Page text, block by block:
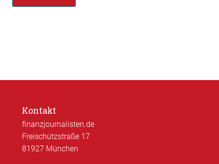
Kontakt
finanzjournalisten.de
Freischützstraße 17
81927 München